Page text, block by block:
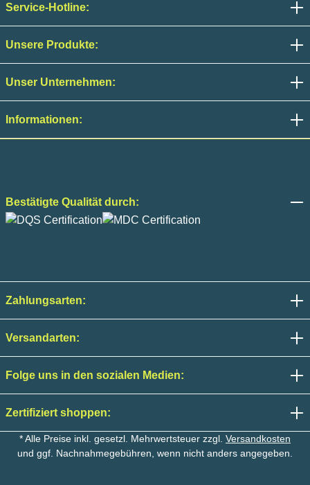
Service-Hotline:
Unsere Produkte:
Unser Unternehmen:
Informationen:
Bestätigte Qualität durch:
Zahlungsarten:
Versandarten:
Folge uns in den sozialen Medien:
Zertifiziert shoppen:
* Alle Preise inkl. gesetzl. Mehrwertsteuer zzgl. Versandkosten
und ggf. Nachnahmegebühren, wenn nicht anders angegeben.